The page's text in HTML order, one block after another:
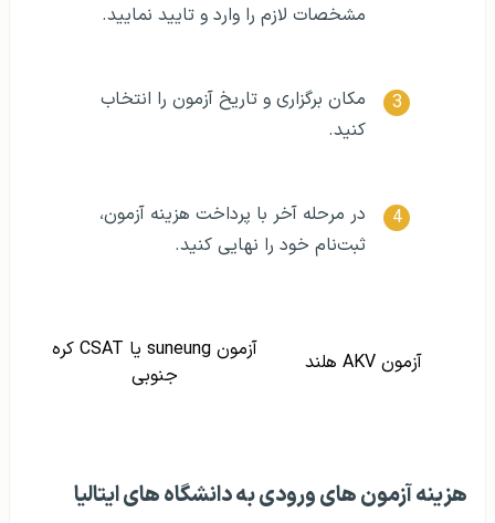
مشخصات لازم را وارد و تایید نمایید.
مکان برگزاری و تاریخ آزمون را انتخاب
کنید.
در مرحله آخر با پرداخت هزینه آزمون،
ثبت‌نام خود را نهایی کنید.
آزمون AKV هلند
آزمون suneung یا CSAT کره
جنوبی
هزینه آزمون‌ های ورودی به دانشگاه‌ های ایتالیا